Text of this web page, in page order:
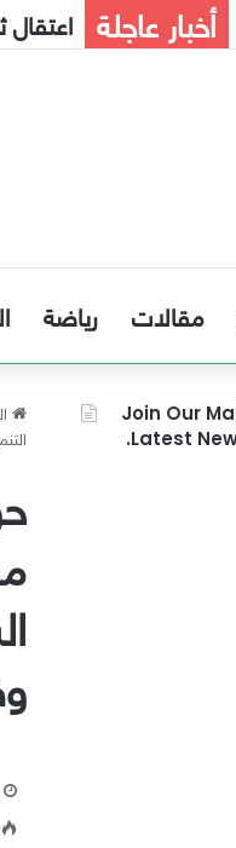
أخبار عاجلة إنذار
مقالات رياضة
Join Our
Latest